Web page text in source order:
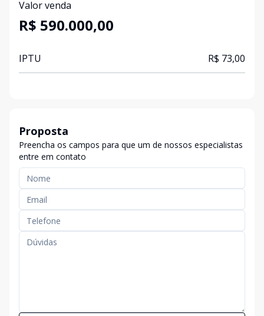
Valor venda
R$ 590.000,00
IPTU R$ 73,00
Proposta
Preencha os campos para que um de nossos especialistas
entre em contato